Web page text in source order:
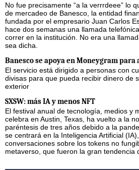
No fue precisamente “a la verrrdeee” lo
de mercadeo de Banesco, la entidad
fundada por el empresario Juan Carlos
hace dos semanas una llamada
correr en la institución. No era una
sea dicha.
Banesco se apoya en Moneygram
El servicio está dirigido a personas con
divisas para que pueda recibir dinero de
exterior
SXSW: más IA y menos NFT
El festival anual de tecnología, medios y
celebra en Austin, Texas, ha vuelto a la
paréntesis de tres años debido a la
se centrará en la Inteligencia Artificial
conversaciones sobre los tokens no
metaverso, que fueron la gran tendencia